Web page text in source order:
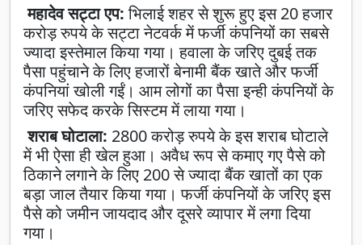
महादेव सट्टा एप:भिलाई शहर से शुरू हुए इस 20 हजार
करोड़ रुपये के सट्टा नेटवर्क में फर्जी कंपनियों का सबसे
ज्यादा इस्तेमाल किया गया। हवाला के जरिए दुबई तक
पैसा पहुंचाने के लिए हजारों बेनामी बैंक खाते और फर्जी
कंपनियां खोली गईं। आम लोगों का पैसा इन्ही कंपनियों के
जरिए सफेद करके सिस्टम में लाया गया।
शराब घोटाला: 2800 करोड़ रुपये के इस शराब घोटाले
में भी ऐसा ही खेल हुआ। अवैध रूप से कमाए गए पैसे को
ठिकाने लगाने के लिए 200 से ज्यादा बैंक खातों का एक
बड़ा जाल तैयार किया गया। फर्जी कंपनियों के जरिए इस
पैसे को जमीन जायदाद और दूसरे व्यापार में लगा दिया
गया।